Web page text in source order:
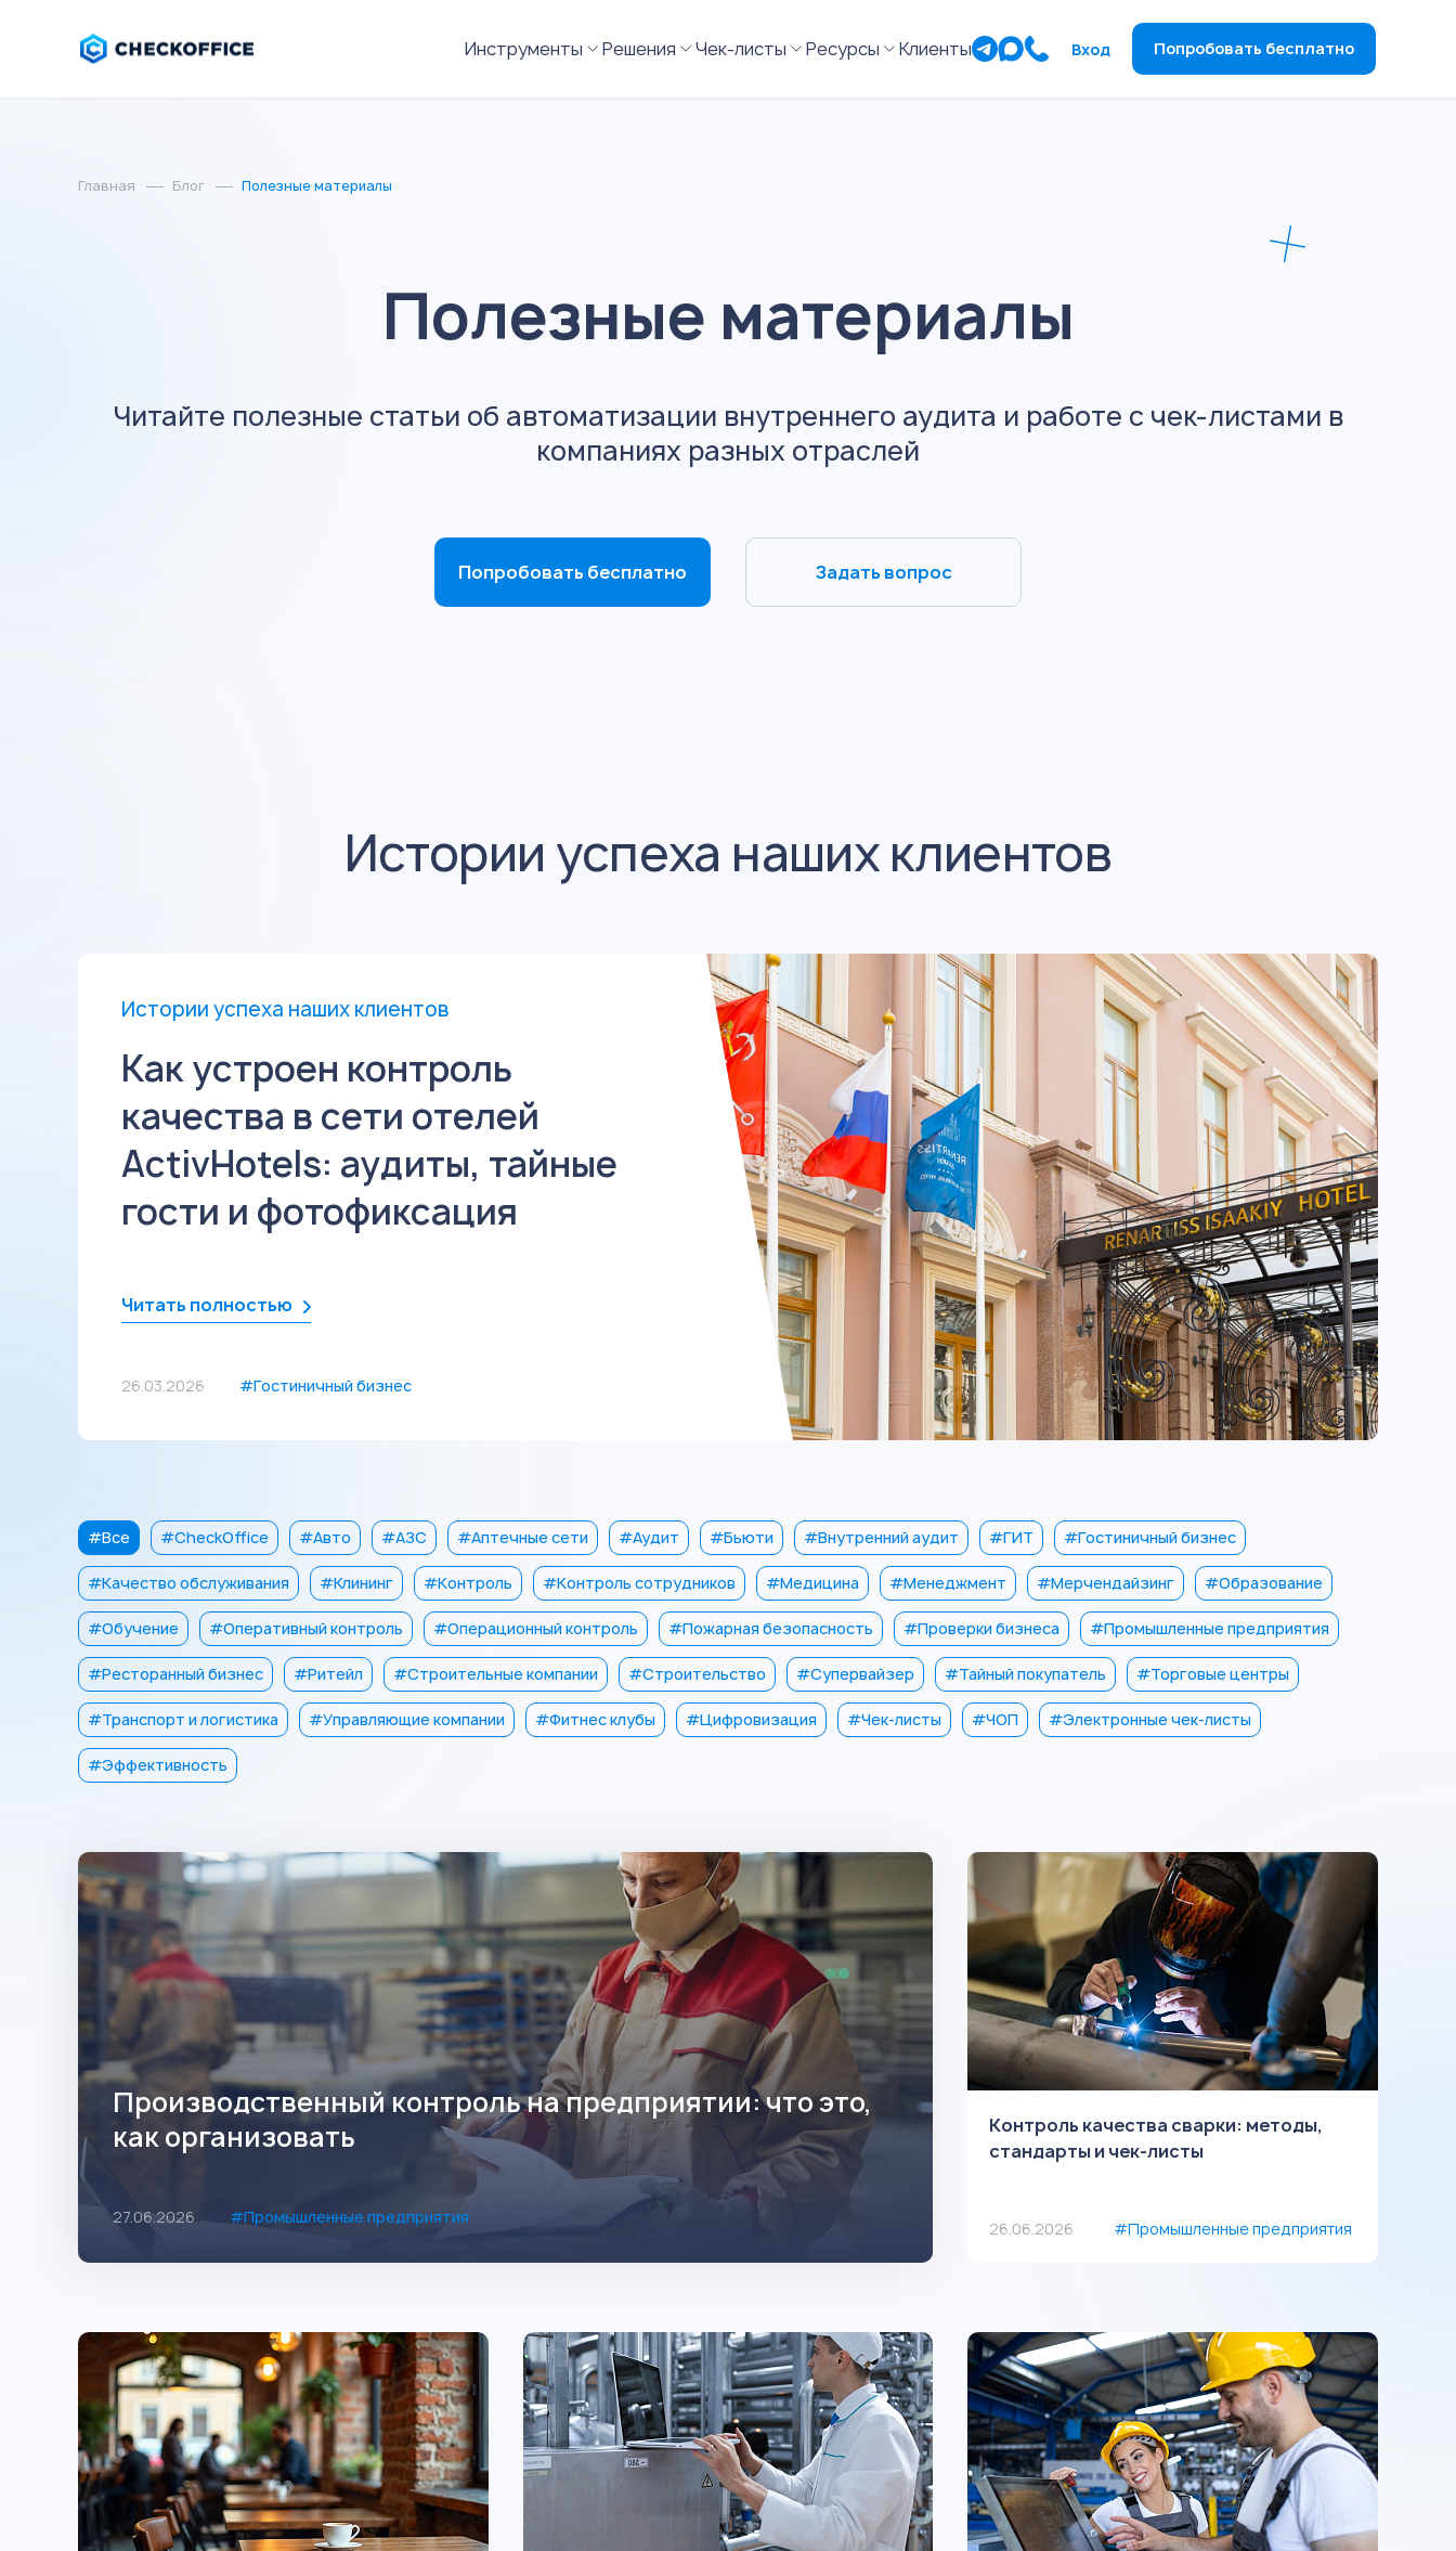
Инструменты Решения Чек-листы Ресурсы Клиенты Вход Попробовать бесплатно
Главная Блог Полезные материалы
Полезные материалы
Читайте полезные статьи об автоматизации внутреннего аудита и работе с чек-листами в
компаниях разных отраслей
Попробовать бесплатно Задать вопрос
Истории успеха наших клиентов
Истории успеха наших клиентов
Как устроен контроль
качества в сети отелей
ActivHotels: аудиты, тайные
гости и фотофиксация
Читать полностью
26.03.2026 #Гостиничный бизнес
#Все #CheckOffice #Авто #АЗС #Аптечные сети #Аудит #Бьюти #Внутренний аудит #ГИТ #Гостиничный бизнес
#Качество обслуживания #Клининг #Контроль #Контроль сотрудников #Медицина #Менеджмент #Мерчендайзинг #Образование
#Обучение #Оперативный контроль #Операционный контроль #Пожарная безопасность #Проверки бизнеса #Промышленные предприятия
#Ресторанный бизнес #Ритейл #Строительные компании #Строительство #Супервайзер #Тайный покупатель #Торговые центры
#Транспорт и логистика #Управляющие компании #Фитнес клубы #Цифровизация #Чек-листы #ЧОП #Электронные чек-листы
#Эффективность
Производственный контроль на предприятии: что это,
как организовать
27.06.2026 #Промышленные предприятия
Контроль качества сварки: методы,
стандарты и чек-листы
26.06.2026 #Промышленные предприятия